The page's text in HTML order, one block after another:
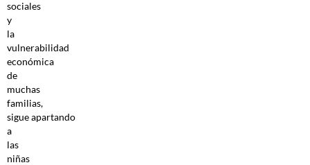
sociales
y
la
vulnerabilidad
económica
de
muchas
familias,
sigue apartando
a
las
niñas